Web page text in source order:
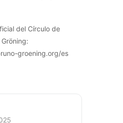
del Círculo de
groening.org/es